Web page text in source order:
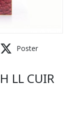
Poster
LL CUIR